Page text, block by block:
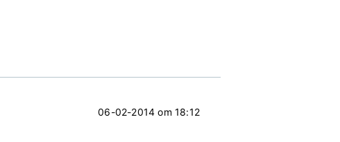
06-02-2014 om 18:12